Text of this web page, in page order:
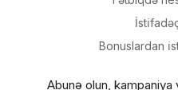
Bonuslardan
Abunə olun, kampaniya